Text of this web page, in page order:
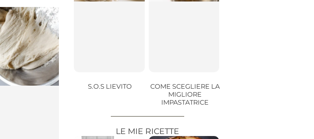
S.O.S LIEVITO
COME SCEGLIERE LA
MIGLIORE
IMPASTATRICE
LE MIE RICETTE